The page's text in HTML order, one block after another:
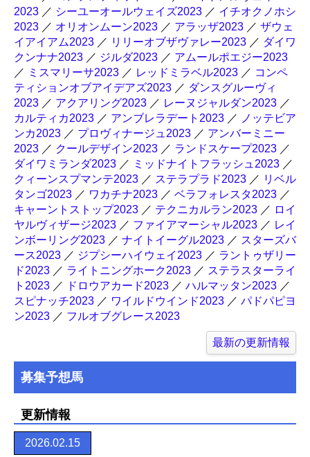
2023 ／ シーユーオールウェイズ2023 ／ イチオクノホシ
2023 ／ オリオンムーン2023 ／ アラッザ2023 ／ ザウェ
イアイアム2023 ／ リリーオブザヴァレー2023 ／ ダイワ
クンナナ2023 ／ ジルダ2023 ／ アムールポエジー2023
／ ミスマリーサ2023 ／ レッドミラベル2023 ／ コンペ
ティションオブアイデアズ2023 ／ ダンスグルーヴィ
2023 ／ アクアリング2023 ／ レーヌジャルダン2023 ／
カルティカ2023 ／ アンブレラデート2023 ／ ノッテビア
ンカ2023 ／ プロヴィナージュ2023 ／ アンバーミニー
2023 ／ クールデザイン2023 ／ ランドスケープ2023 ／
ダイワミランダ2023 ／ ミッドナイトフラッシュ2023 ／
クィーンスプマンテ2023 ／ ステラプラド2023 ／ リベル
タンゴ2023 ／ ワカチナ2023 ／ ベラフォレスタ2023 ／
キャーントストップ2023 ／ テクニカルラン2023 ／ ロイ
ヤルヴィザージ2023 ／ ファイアマーシャル2023 ／ レイ
ンボーリング2023 ／ ナイトイーグル2023 ／ スターズバ
ース2023 ／ ジプシーハイウェイ2023 ／ ラントゥザリー
ド2023 ／ ライトニングホーク2023 ／ ステラスターライ
ト2023 ／ ドロウアカード2023 ／ ハルマッタン2023 ／
スピナッチ2023 ／ ワイルドウインド2023 ／ パドパピヨ
ン2023 ／ フルオブグレース2023
最新の更新情報
募集予想馬
更新情報
2026.02.15